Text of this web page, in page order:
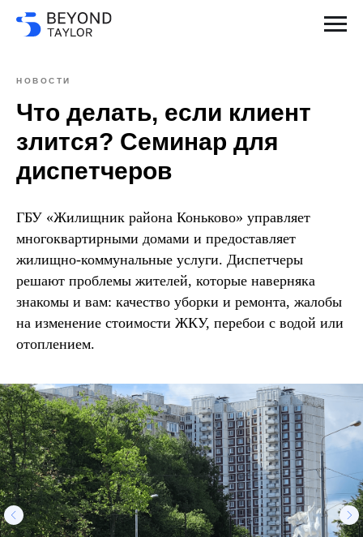
НОВОСТИ
Что делать, если клиент
злится? Семинар для
диспетчеров
ГБУ «Жилищник района Коньково» управляет
многоквартирными домами и предоставляет
жилищно-коммунальные услуги. Диспетчеры
решают проблемы жителей, которые наверняка
знакомы и вам: качество уборки и ремонта, жалобы
на изменение стоимости ЖКУ, перебои с водой или
отоплением.